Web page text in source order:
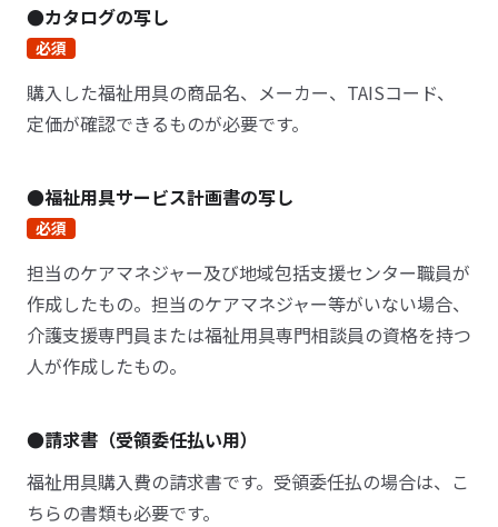
●カタログの写し
必須
購入した福祉用具の商品名、メーカー、TAISコード、
定価が確認できるものが必要です。
●福祉用具サービス計画書の写し
必須
担当のケアマネジャー及び地域包括支援センター職員が
作成したもの。担当のケアマネジャー等がいない場合、
介護支援専門員または福祉用具専門相談員の資格を持つ
人が作成したもの。
●請求書（受領委任払い用）
福祉用具購入費の請求書です。受領委任払の場合は、こ
ちらの書類も必要です。